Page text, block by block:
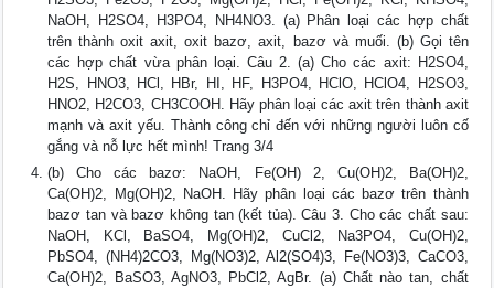
NaOH, H2SO4, H3PO4, NH4NO3. (a) Phân loại các hợp chất
trên thành oxit axit, oxit bazơ, axit, bazơ và muối. (b) Gọi tên
các hợp chất vừa phân loại. Câu 2. (a) Cho các axit: H2SO4,
H2S, HNO3, HCl, HBr, HI, HF, H3PO4, HClO, HClO4, H2SO3,
HNO2, H2CO3, CH3COOH. Hãy phân loại các axit trên thành axit
mạnh và axit yếu. Thành công chỉ đến với những người luôn cố
gắng và nỗ lực hết mình! Trang 3/4
(b) Cho các bazơ: NaOH, Fe(OH) 2, Cu(OH)2, Ba(OH)2,
Ca(OH)2, Mg(OH)2, NaOH. Hãy phân loại các bazơ trên thành
bazơ tan và bazơ không tan (kết tủa). Câu 3. Cho các chất sau:
NaOH, KCl, BaSO4, Mg(OH)2, CuCl2, Na3PO4, Cu(OH)2,
PbSO4, (NH4)2CO3, Mg(NO3)2, Al2(SO4)3, Fe(NO3)3, CaCO3,
Ca(OH)2, BaSO3, AgNO3, PbCl2, AgBr. (a) Chất nào tan, chất